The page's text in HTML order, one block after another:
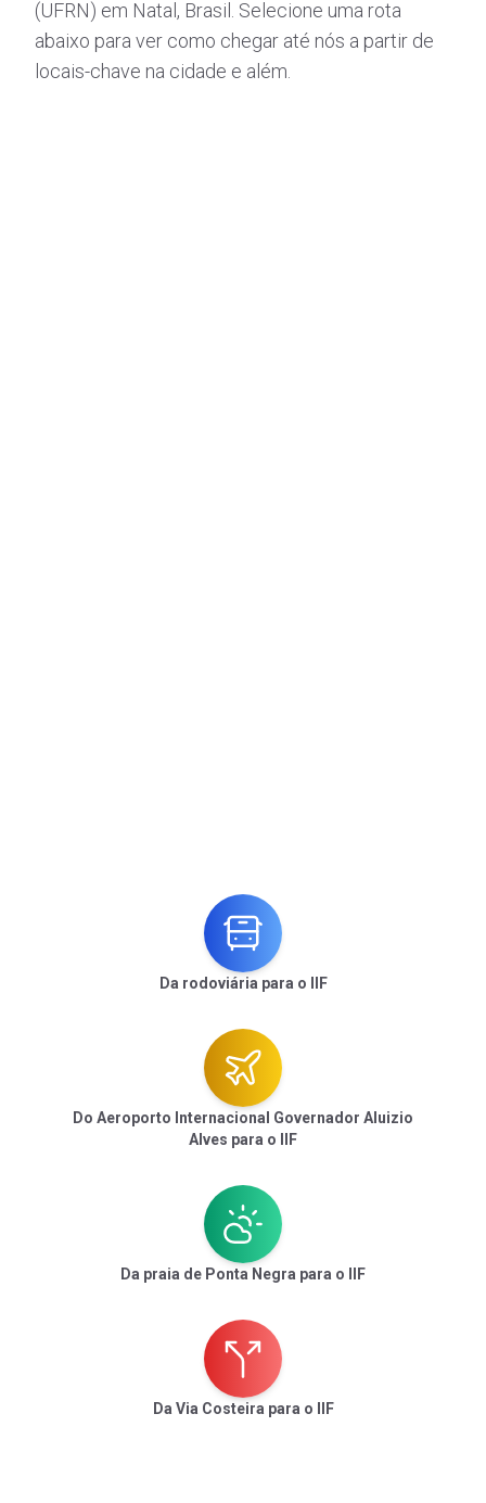
(UFRN) em Natal, Brasil. Selecione uma rota
abaixo para ver como chegar até nós a partir de
locais-chave na cidade e além.
Da rodoviária para o IIF
Do Aeroporto Internacional Governador Aluizio
Alves para o IIF
Da praia de Ponta Negra para o IIF
Da Via Costeira para o IIF